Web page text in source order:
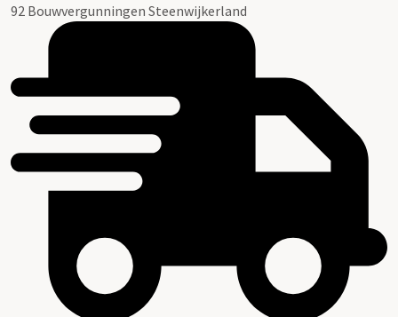
92 Bouwvergunningen Steenwijkerland